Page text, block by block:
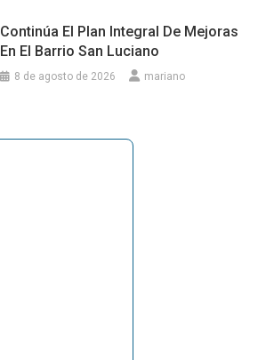
Continúa El Plan Integral De Mejoras
En El Barrio San Luciano
8 de agosto de 2026 mariano